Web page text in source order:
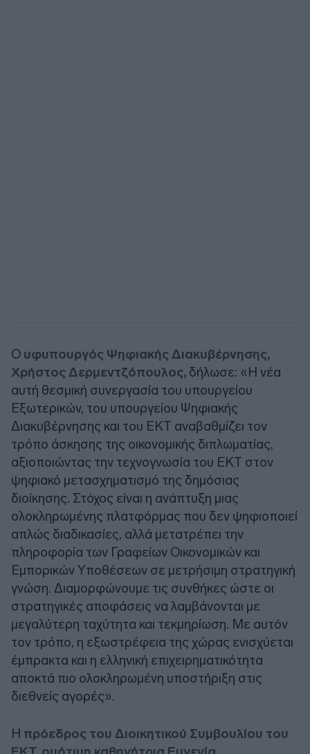
Ο υφυπουργός Ψηφιακής Διακυβέρνησης,
Χρήστος Δερμεντζόπουλος, δήλωσε: «Η νέα
αυτή θεσμική συνεργασία του υπουργείου
Εξωτερικών, του υπουργείου Ψηφιακής
Διακυβέρνησης και του ΕΚΤ αναβαθμίζει τον
τρόπο άσκησης της οικονομικής διπλωματίας,
αξιοποιώντας την τεχνογνωσία του ΕΚΤ στον
ψηφιακό μετασχηματισμό της δημόσιας
διοίκησης. Στόχος είναι η ανάπτυξη μιας
ολοκληρωμένης πλατφόρμας που δεν ψηφιοποιεί
απλώς διαδικασίες, αλλά μετατρέπει την
πληροφορία των Γραφείων Οικονομικών και
Εμπορικών Υποθέσεων σε μετρήσιμη στρατηγική
γνώση. Διαμορφώνουμε τις συνθήκες ώστε οι
στρατηγικές αποφάσεις να λαμβάνονται με
μεγαλύτερη ταχύτητα και τεκμηρίωση. Με αυτόν
τον τρόπο, η εξωστρέφεια της χώρας ενισχύεται
έμπρακτα και η ελληνική επιχειρηματικότητα
αποκτά πιο ολοκληρωμένη υποστήριξη στις
διεθνείς αγορές».
Η πρόεδρος του Διοικητικού Συμβουλίου του